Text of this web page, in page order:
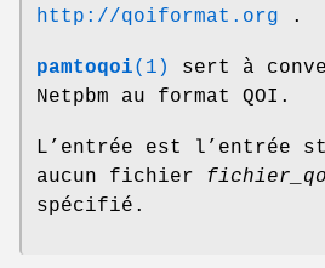
http://qoiformat.org .
pamtoqoi(1)
sert à
Netpbm au format QOI.
L’entrée est l’entrée
aucun fichier
spécifié.